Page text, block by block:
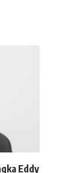
Eddy